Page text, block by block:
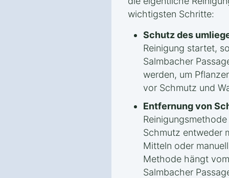
wichtigsten Schritte:
Schutz des
Reinigung startet,
Salmbacher
werden, um
vor Schmutz und
Entfernung von
Schmutz entweder
Mitteln oder
Methode hängt
Salmbacher